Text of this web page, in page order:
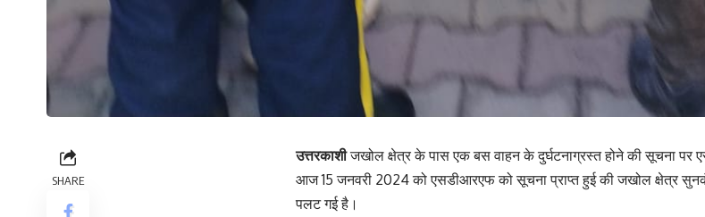
SHARE
उत्तरकाशीजखोल क्षेत्र के पास एक बस वाहन के दुर्घटनाग्रस्त होने की सूचना पर
आज 15 जनवरी 2024 को एसडीआरएफ को सूचना प्राप्त हुई की जखोल क्षेत्र
पलट गई है।